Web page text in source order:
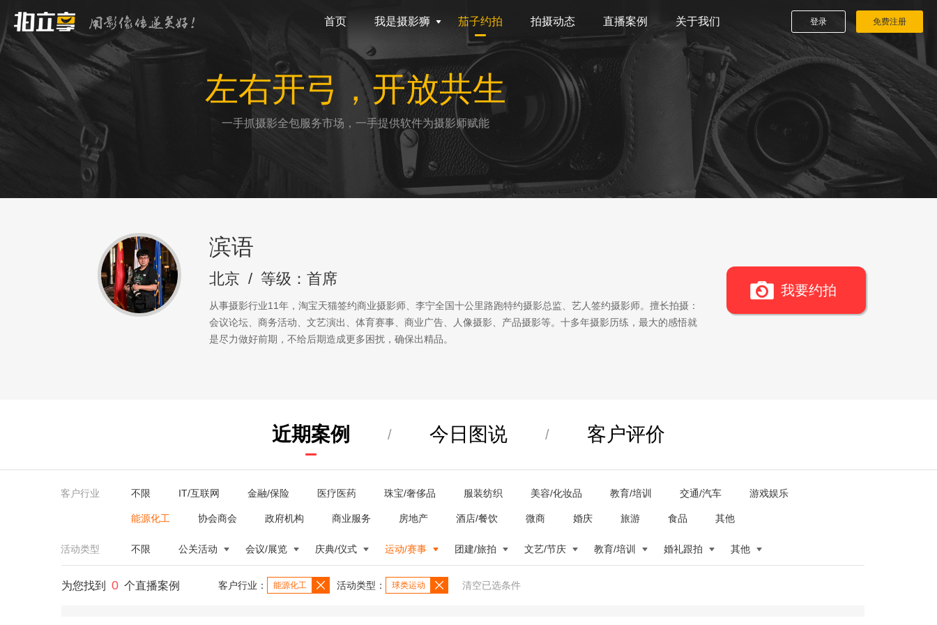
首页 我是摄影狮 茄子约拍 拍摄动态 直播案例 关于我们 登录 免费注册
左右开弓，开放共生
一手抓摄影全包服务市场，一手提供软件为摄影师赋能
滨语
北京 / 等级：首席
从事摄影行业11年，淘宝天猫签约商业摄影师、李宁全国十公里路跑特约摄影总监、艺人签约摄影师。擅长拍摄：
会议论坛、商务活动、文艺演出、体育赛事、商业广告、人像摄影、产品摄影等。十多年摄影历练，最大的感悟就
是尽力做好前期，不给后期造成更多困扰，确保出精品。
我要约拍
近期案例 / 今日图说 / 客户评价
客户行业 不限 IT/互联网 金融/保险 医疗医药 珠宝/奢侈品 服装纺织 美容/化妆品 教育/培训 交通/汽车 游戏娱乐
能源化工 协会商会 政府机构 商业服务 房地产 酒店/餐饮 微商 婚庆 旅游 食品 其他
活动类型 不限 公关活动 会议/展览 庆典/仪式 运动/赛事 团建/旅拍 文艺/节庆 教育/培训 婚礼跟拍 其他
为您找到 0 个直播案例 客户行业： 能源化工 活动类型： 球类运动 清空已选条件